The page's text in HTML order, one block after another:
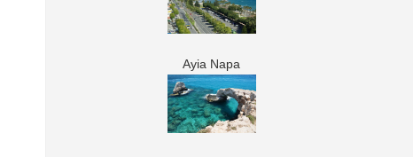
Ayia Napa